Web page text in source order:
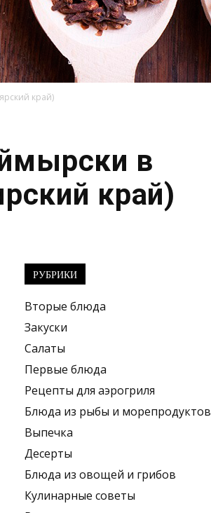
край)
в
край)
РУБРИКИ
Вторые блюда
Закуски
Салаты
Первые блюда
Рецепты для аэрогриля
Блюда из рыбы и морепродуктов
Выпечка
Десерты
Блюда из овощей и грибов
Кулинарные советы